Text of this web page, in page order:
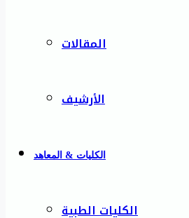
المقالات
الأرشيف
الكليات & المعاهد
الكليات الطبية